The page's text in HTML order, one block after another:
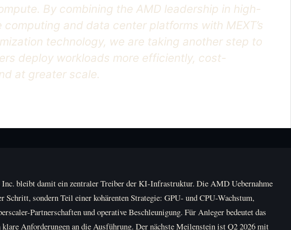
By combining the AMD leadership in high-
and data center platforms with MEXT’s
technology, we are taking another step to
deploy workloads more efficiently, cost-
at greater scale.
bleibt damit ein zentraler Treiber der KI-Infrastruktur. Die AMD Uebernahme
sondern Teil einer kohärenten Strategie: GPU- und CPU-Wachstum,
Partnerschaften und operative Beschleunigung. Für Anleger bedeutet das
klare Anforderungen an die Ausführung. Der nächste Meilenstein ist Q2 2026 mit